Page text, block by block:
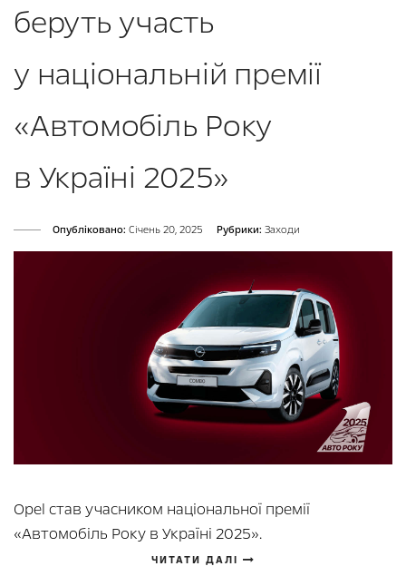
беруть участь
у національній премії
«Автомобіль Року
в Україні 2025»
Опубліковано: Cічень 20, 2025 Рубрики: Заходи
Opel став учасником національної премії
«Автомобіль Року в Україні 2025».
ЧИТАТИ ДАЛІ